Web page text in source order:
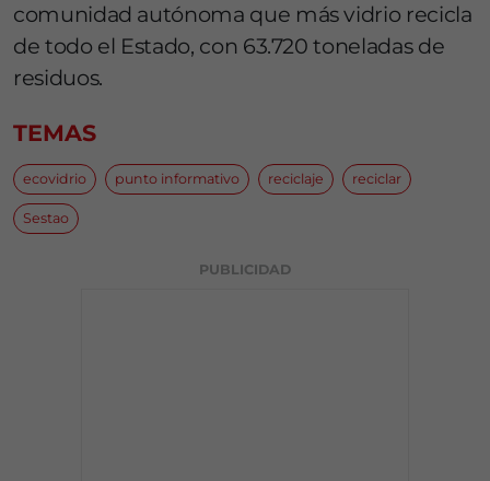
comunidad autónoma que más vidrio recicla
de todo el Estado, con 63.720 toneladas de
residuos.
TEMAS
ecovidrio punto informativo reciclaje reciclar
Sestao
PUBLICIDAD